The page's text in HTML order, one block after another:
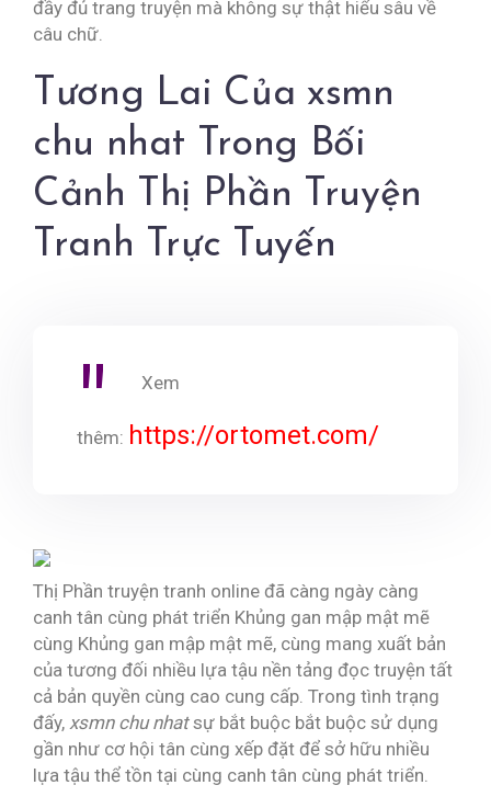
đầy đủ trang truyện mà không sự thật hiểu sâu về
câu chữ.
Tương Lai Của xsmn
chu nhat Trong Bối
Cảnh Thị Phần Truyện
Tranh Trực Tuyến
Xem
thêm: https://ortomet.com/
Thị Phần truyện tranh online đã càng ngày càng
canh tân cùng phát triển Khủng gan mập mật mẽ
cùng Khủng gan mập mật mẽ, cùng mang xuất bản
của tương đối nhiều lựa tậu nền tảng đọc truyện tất
cả bản quyền cùng cao cung cấp. Trong tình trạng
đấy, xsmn chu nhatsự bắt buộc bắt buộc sử dụng
gần như cơ hội tân cùng xếp đặt để sở hữu nhiều
lựa tậu thể tồn tại cùng canh tân cùng phát triển.